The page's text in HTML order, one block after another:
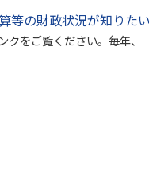
等の財政状況が知りたい
クをご覧ください。毎年、